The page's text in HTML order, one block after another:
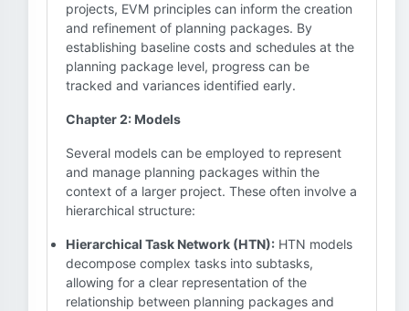
projects, EVM principles can inform the creation
and refinement of planning packages. By
establishing baseline costs and schedules at the
planning package level, progress can be
tracked and variances identified early.
Chapter 2: Models
Several models can be employed to represent
and manage planning packages within the
context of a larger project. These often involve a
hierarchical structure:
Hierarchical Task Network (HTN): HTN models
decompose complex tasks into subtasks,
allowing for a clear representation of the
relationship between planning packages and